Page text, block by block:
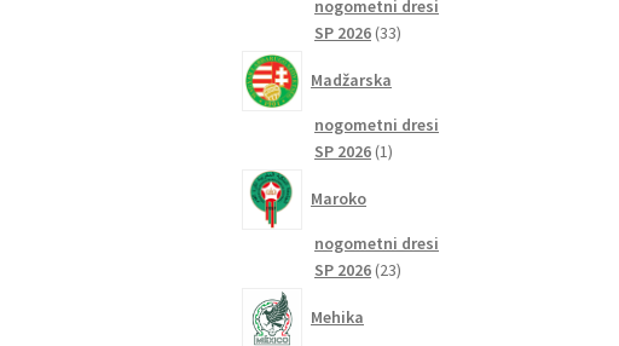
nogometni dresi
SP 2026 3333
Madžarska
nogometni dresi
SP 2026 11
Maroko
nogometni dresi
SP 2026 2323
Mehika